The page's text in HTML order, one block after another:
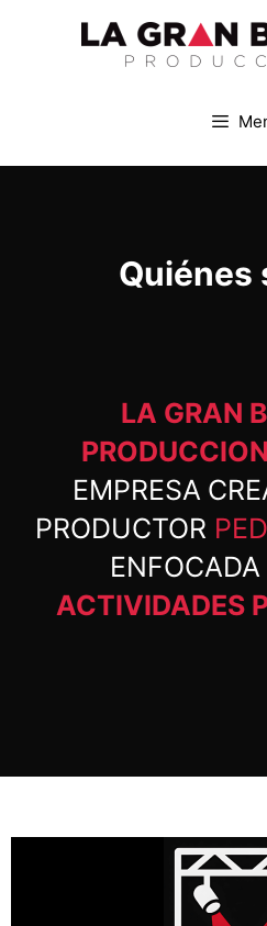
Quiénes
LA GRAN
EMPRESA
PRODUCTOR
ENFOCADA
ACTIVIDADES